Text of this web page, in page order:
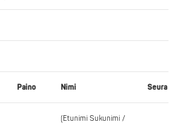
Paino Nimi Seura
(Etunimi Sukunimi /